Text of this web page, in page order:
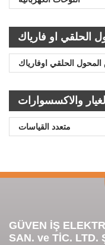
الحلقي او فارياك
الحلقي اوفارياك
والاكسسوارات
متعدد القياسات
GÜVEN İŞ
SAN. ve TİC. LTD.